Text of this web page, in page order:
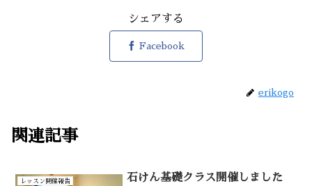
シェアする
Facebook
erikogo
関連記事
レッスン開催報告 石けん基礎クラス開催しました